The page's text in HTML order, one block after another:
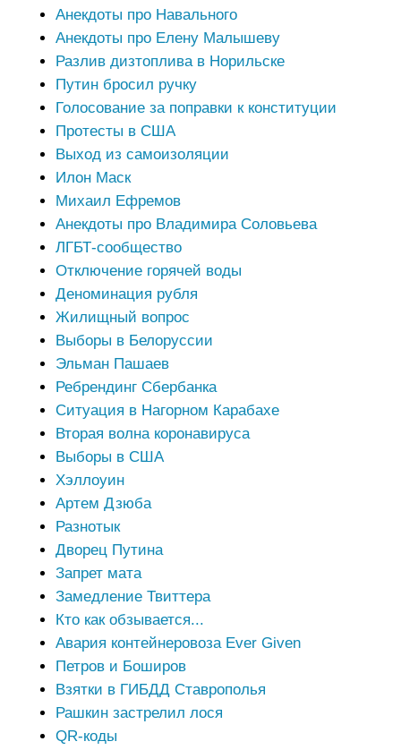
Анекдоты про Навального
Анекдоты про Елену Малышеву
Разлив дизтоплива в Норильске
Путин бросил ручку
Голосование за поправки к конституции
Протесты в США
Выход из самоизоляции
Илон Маск
Михаил Ефремов
Анекдоты про Владимира Соловьева
ЛГБТ-сообщество
Отключение горячей воды
Деноминация рубля
Жилищный вопрос
Выборы в Белоруссии
Эльман Пашаев
Ребрендинг Сбербанка
Ситуация в Нагорном Карабахе
Вторая волна коронавируса
Выборы в США
Хэллоуин
Артем Дзюба
Разнотык
Дворец Путина
Запрет мата
Замедление Твиттера
Кто как обзывается...
Авария контейнеровоза Ever Given
Петров и Боширов
Взятки в ГИБДД Ставрополья
Рашкин застрелил лося
QR-коды